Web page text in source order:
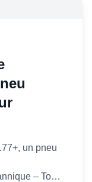
un pneu
– Toyo